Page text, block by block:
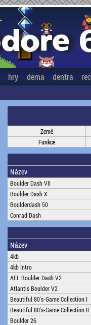
hry dema dentra
Země
Funkce
Název
Boulder Dash VII
Boulder Dash X
Boulderdash 50
Conrad Dash
Název
4kb
4kb Intro
AFL Boulder Dash V2
Atlantis Boulder V2
Beautiful 80's-Game Collection I
Beautiful 80's-Game Collection II
Boulder 26